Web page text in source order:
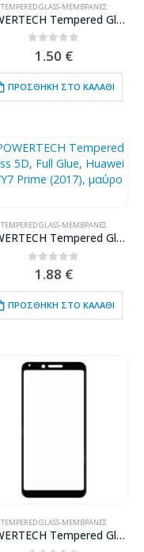
TEMPERED GLASS-ΜΕΜΒΡΆΝΕΣ
POWERTECH Tempered Glass 5D, full glue, Huawei Enjoy 20 5G, μαύρο
out of 5
1.50 €
ΠΡΟΣΘΉΚΗ ΣΤΟ ΚΑΛΆΘΙ
TEMPERED GLASS-ΜΕΜΒΡΆΝΕΣ
POWERTECH Tempered Glass 5D, Full Glue, Huawei Y7/Y7 Prime (2017), μαύρο
out of 5
1.88 €
ΠΡΟΣΘΉΚΗ ΣΤΟ ΚΑΛΆΘΙ
TEMPERED GLASS-ΜΕΜΒΡΆΝΕΣ
POWERTECH Tempered Glass 5D για Xiaomi Redmi 6, full glue, μαύρο